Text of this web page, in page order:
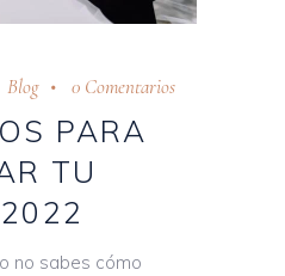
Blog 0 Comentarios
PARA
TU
no sabes cómo